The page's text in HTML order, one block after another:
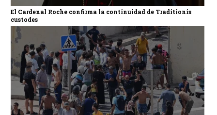
El Cardenal Roche confirma la continuidad de Traditionis
custodes